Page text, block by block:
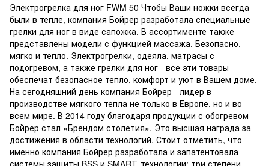
Электрогрелка для ног FWM 50 Чтобы Ваши ножки всегда
были в тепле, компания Бойрер разработала специальные
грелки для ног в виде сапожка. В ассортименте также
представлены модели с функцией массажа. Безопасно,
мягко и тепло. Электрогрелки, одеяла, матрасы с
подогревом, а также грелки для ног - все эти товары
обеспечат безопасное тепло, комфорт и уют в Вашем доме.
На сегодняшний день компания Бойрер - лидер в
производстве мягкого тепла не только в Европе, но и во
всем мире. В 2014 году благодаря продукции с обогревом
Бойрер стал «Брендом столетия». Это высшая награда за
достижения в области технологий. Стоит отметить, что
именно компания Бойрер разработала и запатентовала
системы защиты BSS и SMARТ-технологии: три степени